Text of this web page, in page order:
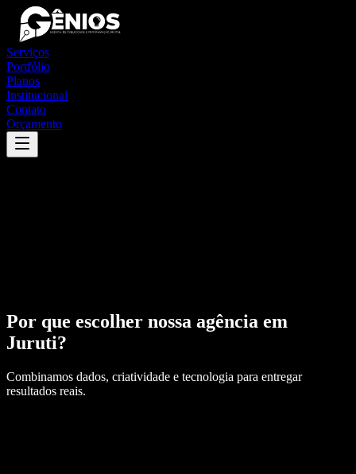
Serviços
Portfólio
Planos
Institucional
Contato
Orçamento
Por que escolher nossa agência em
Juruti?
Combinamos dados, criatividade e tecnologia para entregar
resultados reais.